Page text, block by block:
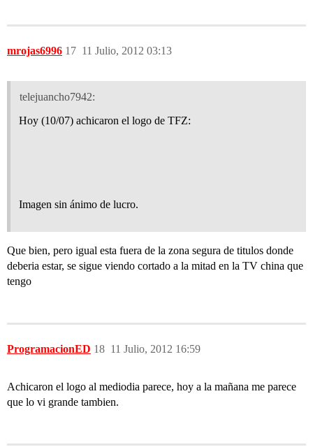
mrojas6996 11 Julio, 2012 03:13
17
telejuancho7942:
Hoy (10/07) achicaron el logo de TFZ:
Imagen sin ánimo de lucro.
Que bien, pero igual esta fuera de la zona segura de titulos donde
deberia estar, se sigue viendo cortado a la mitad en la TV china que
tengo
ProgramacionED 11 Julio, 2012 16:59
18
Achicaron el logo al mediodia parece, hoy a la mañana me parece
que lo vi grande tambien.